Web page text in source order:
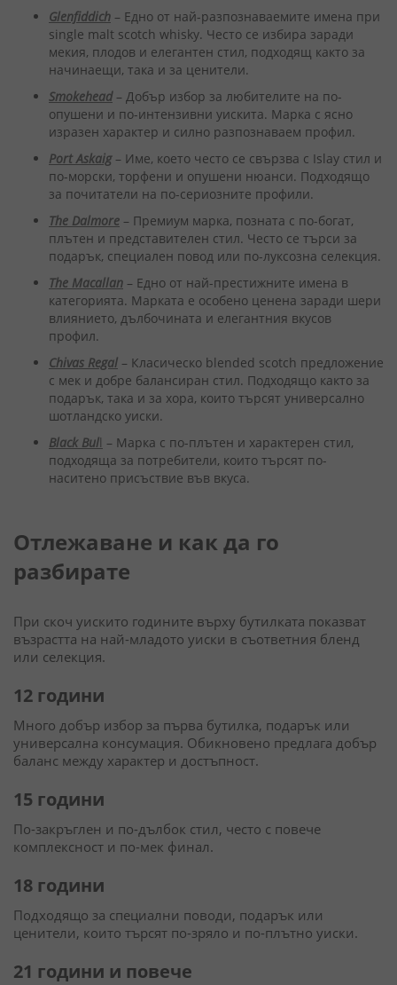
Glenfiddich – Едно от най-разпознаваемите имена при
single malt scotch whisky. Често се избира заради
мекия, плодов и елегантен стил, подходящ както за
начинаещи, така и за ценители.
Smokehead– Добър избор за любителите на по-
опушени и по-интензивни уискита. Марка с ясно
изразен характер и силно разпознаваем профил.
Port Askaig– Име, което често се свързва с Islay стил и
по-морски, торфени и опушени нюанси. Подходящо
за почитатели на по-сериозните профили.
The Dalmore – Премиум марка, позната с по-богат,
плътен и представителен стил. Често се търси за
подарък, специален повод или по-луксозна селекция.
The Macallan – Едно от най-престижните имена в
категорията. Марката е особено ценена заради шери
влиянието, дълбочината и елегантния вкусов
профил.
Chivas Regal – Класическо blended scotch предложение
с мек и добре балансиран стил. Подходящо както за
подарък, така и за хора, които търсят универсално
шотландско уиски.
Black Bull – Марка с по-плътен и характерен стил,
подходяща за потребители, които търсят по-
наситено присъствие във вкуса.
Отлежаване и как да го
разбирате
При скоч уискито годините върху бутилката показват
възрастта на най-младото уиски в съответния бленд
или селекция.
12 години
Много добър избор за първа бутилка, подарък или
универсална консумация. Обикновено предлага добър
баланс между характер и достъпност.
15 години
По-закръглен и по-дълбок стил, често с повече
комплексност и по-мек финал.
18 години
Подходящо за специални поводи, подарък или
ценители, които търсят по-зряло и по-плътно уиски.
21 години и повече